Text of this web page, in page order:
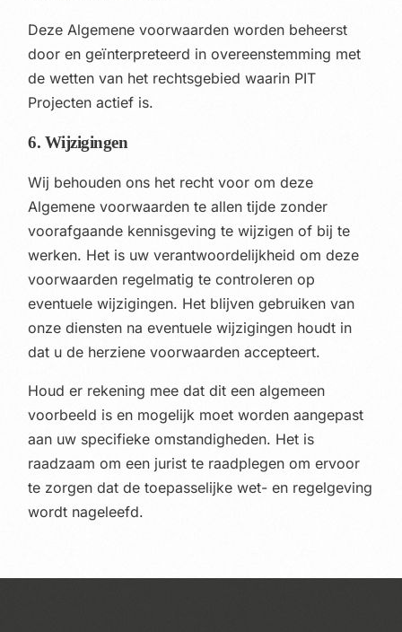
Deze Algemene voorwaarden worden beheerst
door en geïnterpreteerd in overeenstemming met
de wetten van het rechtsgebied waarin PIT
Projecten actief is.
6. Wijzigingen
Wij behouden ons het recht voor om deze
Algemene voorwaarden te allen tijde zonder
voorafgaande kennisgeving te wijzigen of bij te
werken. Het is uw verantwoordelijkheid om deze
voorwaarden regelmatig te controleren op
eventuele wijzigingen. Het blijven gebruiken van
onze diensten na eventuele wijzigingen houdt in
dat u de herziene voorwaarden accepteert.
Houd er rekening mee dat dit een algemeen
voorbeeld is en mogelijk moet worden aangepast
aan uw specifieke omstandigheden. Het is
raadzaam om een jurist te raadplegen om ervoor
te zorgen dat de toepasselijke wet- en regelgeving
wordt nageleefd.